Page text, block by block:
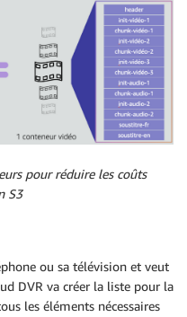
pour réduire les coûts
S3
ou sa télévision et veut
DVR va créer la liste pour la
les éléments nécessaires